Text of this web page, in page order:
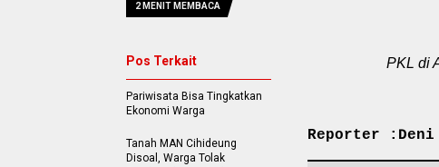
2 MENIT MEMBACA
PKL di
Reporter
Pos Terkait
Pariwisata Bisa Tingkatkan
Ekonomi Warga
Tanah MAN Cihideung
Disoal, Warga Tolak